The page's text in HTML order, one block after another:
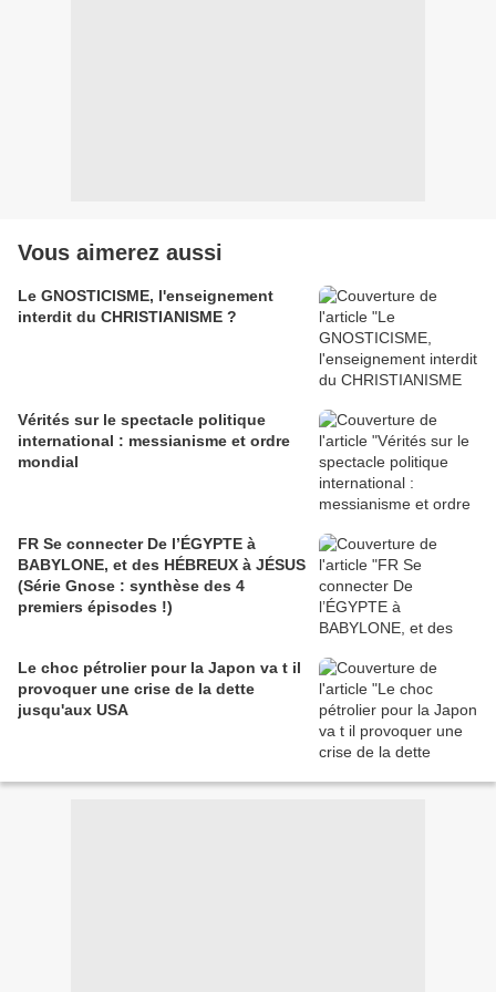
Vous aimerez aussi
Le GNOSTICISME, l'enseignement
interdit du CHRISTIANISME ?
Vérités sur le spectacle politique
international : messianisme et ordre
mondial
FR Se connecter De l’ÉGYPTE à
BABYLONE, et des HÉBREUX à JÉSUS
(Série Gnose : synthèse des 4
premiers épisodes !)
Le choc pétrolier pour la Japon va t il
provoquer une crise de la dette
jusqu'aux USA